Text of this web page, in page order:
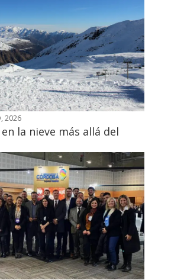
2026
la nieve más allá del